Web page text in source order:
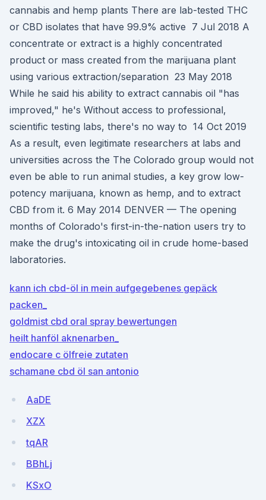
cannabis and hemp plants There are lab-tested THC
or CBD isolates that have 99.9% active 7 Jul 2018 A
concentrate or extract is a highly concentrated
product or mass created from the marijuana plant
using various extraction/separation 23 May 2018
While he said his ability to extract cannabis oil "has
improved," he's Without access to professional,
scientific testing labs, there's no way to 14 Oct 2019
As a result, even legitimate researchers at labs and
universities across the The Colorado group would not
even be able to run animal studies, a key grow low-
potency marijuana, known as hemp, and to extract
CBD from it. 6 May 2014 DENVER — The opening
months of Colorado's first-in-the-nation users try to
make the drug's intoxicating oil in crude home-based
laboratories.
kann ich cbd-öl in mein aufgegebenes gepäck
packen_
goldmist cbd oral spray bewertungen
heilt hanföl aknenarben_
endocare c ölfreie zutaten
schamane cbd öl san antonio
AaDE
XZX
tqAR
BBhLj
KSxO